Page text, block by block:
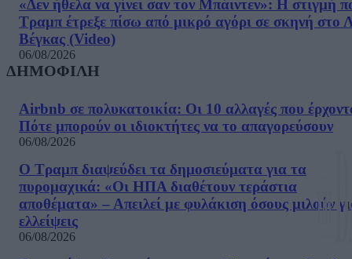
«Δεν ήθελα να γίνει σαν τον Μπάιντεν»: Η στιγμή
Τραμπ έτρεξε πίσω από μικρό αγόρι σε σκηνή στο
Βέγκας (Video)
06/08/2026
ΔΗΜΟΦΙΛΗ
Airbnb σε πολυκατοικία: Οι 10 αλλαγές που
Πότε μπορούν οι ιδιοκτήτες να το απαγορεύσουν
06/08/2026
Ο Τραμπ διαψεύδει τα δημοσιεύματα για τα
πυρομαχικά: «Οι ΗΠΑ διαθέτουν τεράστια
αποθέματα» – Απειλεί με φυλάκιση όσους μιλούν
ελλείψεις
06/08/2026